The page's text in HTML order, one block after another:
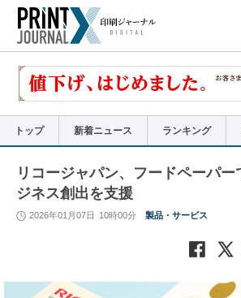
で
リ
トップ 新着ニュース ランキング
リコージャパン、フードペーパ
ジネス創出を支援
2026年01月07日 10時00分 製品・サービス